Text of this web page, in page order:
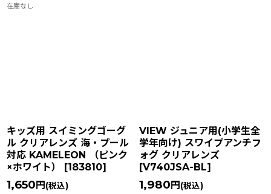
在庫なし
キッズ用 スイミングゴーグ
ル クリアレンズ 海・プール
対応 KAMELEON （ピンク
×ホワイト）
[183810]
1,650 円 (税込)
VIEW ジュニア用(小学生全
学年向け) スワイプアンチフ
ォグ クリアレンズ
[V740JSA-BL]
1,980 円 (税込)